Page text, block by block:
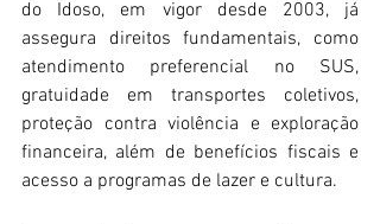
do Idoso, em vigor desde 2003, já
assegura direitos fundamentais, como
atendimento preferencial no SUS,
gratuidade em transportes coletivos,
proteção contra violência e exploração
financeira, além de benefícios fiscais e
acesso a programas de lazer e cultura.